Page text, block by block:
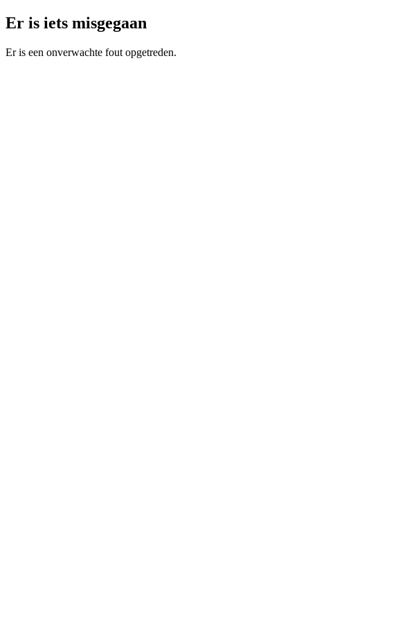
Er is iets misgegaan
Er is een onverwachte fout opgetreden.